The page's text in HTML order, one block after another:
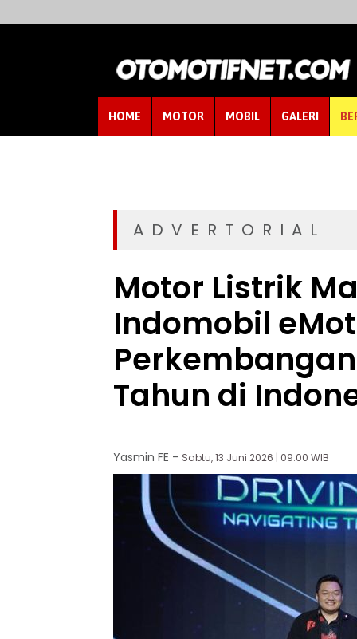
HOME MOTOR MOBIL GALERI
ADVERTORIAL
Motor Listrik
Indomobil
Tahun di
Yasmin FE - Sabtu, 13 Juni 2026 | 09:00 WIB